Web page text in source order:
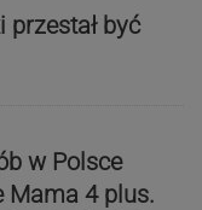
przestał być
w Polsce
Mama 4 plus.